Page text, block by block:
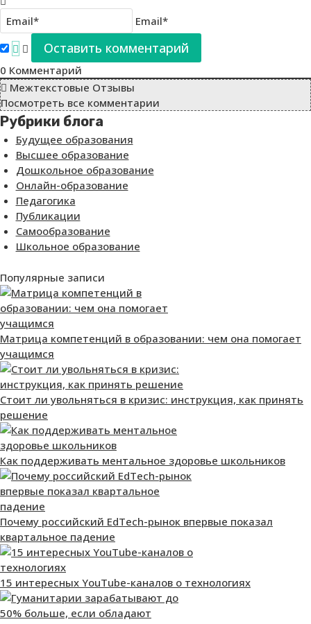
Email*
0 Комментарий
Межтекстовые Отзывы
Посмотреть все комментарии
Рубрики блога
Будущее образования
Высшее образование
Дошкольное образование
Онлайн-образование
Педагогика
Публикации
Самообразование
Школьное образование
Популярные записи
Матрица компетенций в образовании: чем она помогает
учащимся
Стоит ли увольняться в кризис: инструкция, как принять
решение
Как поддерживать ментальное здоровье школьников
Почему российский EdTech-рынок впервые показал
квартальное падение
15 интересных YouTube-каналов о технологиях